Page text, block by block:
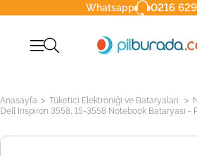
Whatsapp 0216
Anasayfa > Tüketici Elektroniği ve Bataryaları >
Dell Inspiron 3558, 15-3558 Notebook Bataryası -